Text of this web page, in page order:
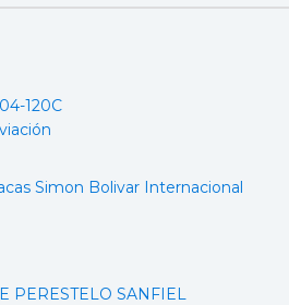
120C
Simon Bolivar Internacional
PERESTELO SANFIEL